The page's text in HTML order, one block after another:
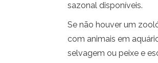
sazonal disponíveis.
Se não houver um
com animais em
selvagem ou peixe e